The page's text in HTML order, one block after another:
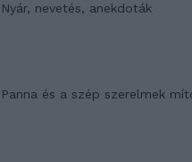
Nyár, nevetés, anekdoták
Panna és a szép szerelmek